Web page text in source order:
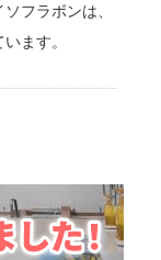
フラボンは、
ます。